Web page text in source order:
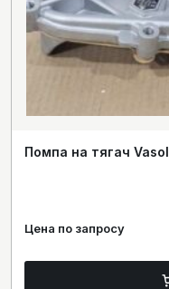
Помпа на тягач Vasol
Цена по запросу